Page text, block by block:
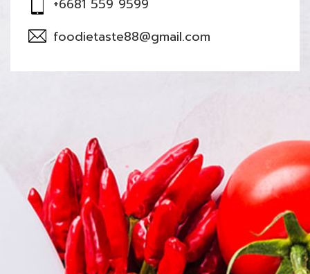
+6681 559 9599
foodietaste88@gmail.com